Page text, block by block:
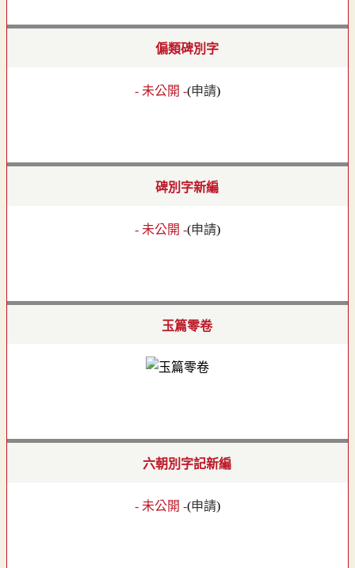
偏類碑別字
- 未公開 -(申請)
碑別字新編
- 未公開 -(申請)
玉篇零卷
六朝別字記新編
- 未公開 -(申請)